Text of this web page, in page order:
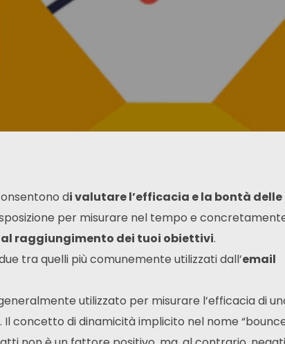
di valutare l’efficacia e la bontà
per misurare nel tempo e
raggiungimento dei tuoi obiettivi.
tra quelli più comunemente utilizzati dall’email
utilizzato per misurare l’efficacia di
Il concetto di dinamicità implicito nel nome